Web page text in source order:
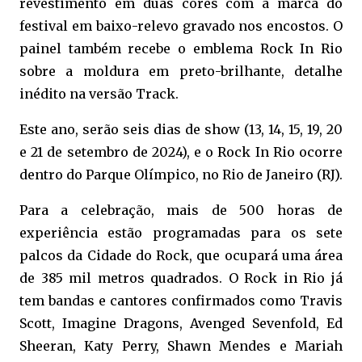
revestimento em duas cores com a marca do
festival em baixo-relevo gravado nos encostos. O
painel também recebe o emblema Rock In Rio
sobre a moldura em preto-brilhante, detalhe
inédito na versão Track.
Este ano, serão seis dias de show (13, 14, 15, 19, 20
e 21 de setembro de 2024), e o Rock In Rio ocorre
dentro do Parque Olímpico, no Rio de Janeiro (RJ).
Para a celebração, mais de 500 horas de
experiência estão programadas para os sete
palcos da Cidade do Rock, que ocupará uma área
de 385 mil metros quadrados. O Rock in Rio já
tem bandas e cantores confirmados como Travis
Scott, Imagine Dragons, Avenged Sevenfold, Ed
Sheeran, Katy Perry, Shawn Mendes e Mariah